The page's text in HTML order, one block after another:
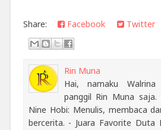
Share: Facebook Twitter
Rin Muna
Hai, namaku Walrina
panggil Rin Muna
Nine Hobi: Menulis, membaca
bercerita. - Juara Favorite Duta